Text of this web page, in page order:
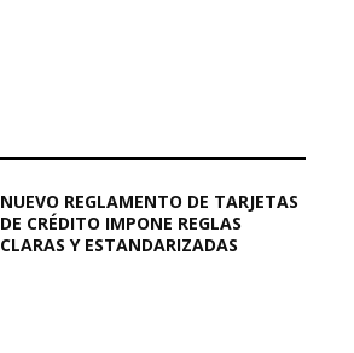
NUEVO REGLAMENTO DE TARJETAS
DE CRÉDITO IMPONE REGLAS
CLARAS Y ESTANDARIZADAS